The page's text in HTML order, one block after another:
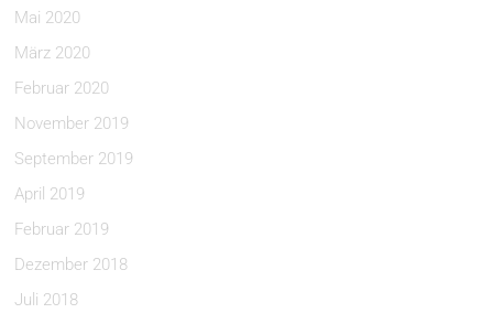
Mai 2020
März 2020
Februar 2020
November 2019
September 2019
April 2019
Februar 2019
Dezember 2018
Juli 2018